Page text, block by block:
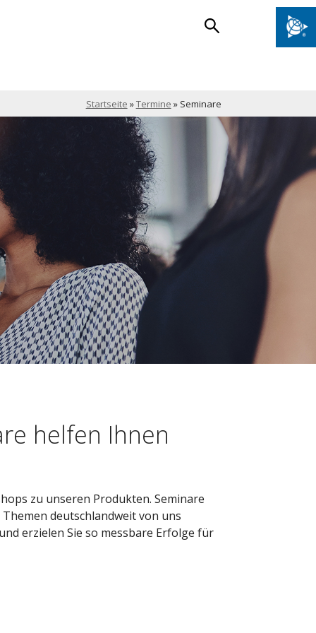
Startseite »Termine » Seminare
helfen Ihnen
zu unseren Produkten. Seminare
deutschlandweit von uns
erzielen Sie so messbare Erfolge für